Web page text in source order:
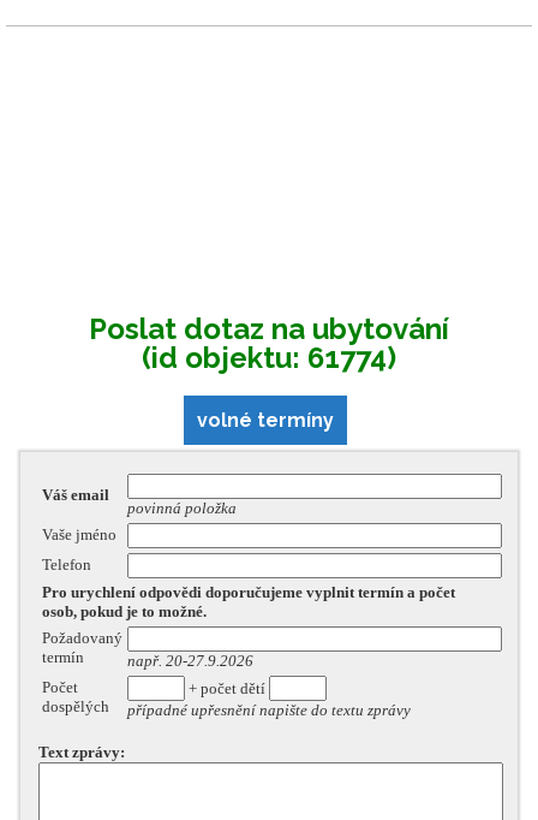
Poslat dotaz na ubytování
(id objektu: 61774)
volné termíny